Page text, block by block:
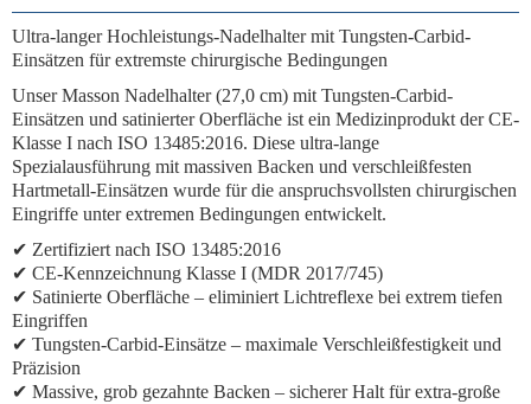
Ultra-langer Hochleistungs-Nadelhalter mit Tungsten-Carbid-
Einsätzen für extremste chirurgische Bedingungen
Unser Masson Nadelhalter (27,0 cm) mit Tungsten-Carbid-
Einsätzen und satinierter Oberfläche ist ein Medizinprodukt der CE-
Klasse I nach ISO 13485:2016. Diese ultra-lange
Spezialausführung mit massiven Backen und verschleißfesten
Hartmetall-Einsätzen wurde für die anspruchsvollsten chirurgischen
Eingriffe unter extremen Bedingungen entwickelt.
✔ Zertifiziert nach ISO 13485:2016
✔ CE-Kennzeichnung Klasse I (MDR 2017/745)
✔ Satinierte Oberfläche – eliminiert Lichtreflexe bei extrem tiefen
Eingriffen
✔ Tungsten-Carbid-Einsätze – maximale Verschleißfestigkeit und
Präzision
✔ Massive, grob gezahnte Backen – sicherer Halt für extra-große